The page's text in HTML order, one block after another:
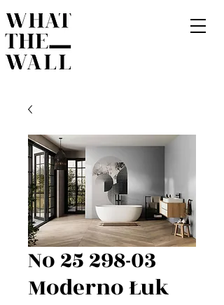
No 25 298-03
Moderno Łuk